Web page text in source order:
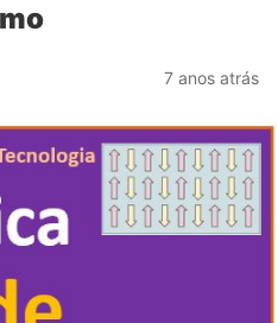
7 anos atrás